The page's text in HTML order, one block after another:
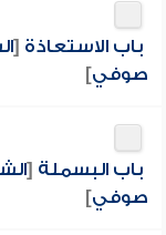
باب الاستعاذة [
صوفي]
باب البسملة [
صوفي]